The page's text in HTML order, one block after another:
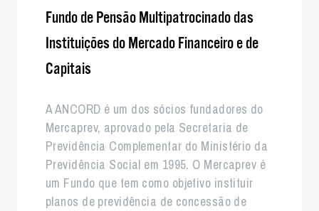
Fundo de Pensão Multipatrocinado das
Instituições do Mercado Financeiro e de
Capitais
A ANCORD é um dos sócios fundadores do
Mercaprev, aprovado pela Secretaria de
Previdência Complementar do Ministério da
Previdência Social em 1995. O Mercaprev é
um Fundo que tem como objetivo instituir
planos de previdência de concessão de